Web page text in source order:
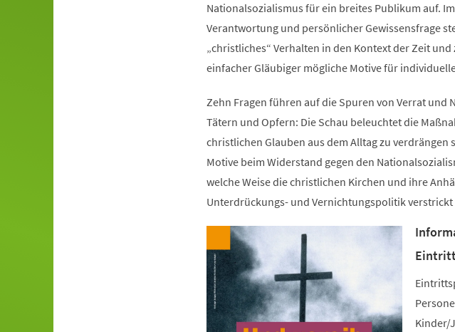
Nationalsozialismus für ein breites Publikum auf.
Verantwortung und persönlicher Gewissensfrage
„christliches“ Verhalten in den Kontext der Zeit
einfacher Gläubiger mögliche Motive für
Zehn Fragen führen auf die Spuren von Verrat
Tätern und Opfern: Die Schau beleuchtet die
christlichen Glauben aus dem Alltag zu
Motive beim Widerstand gegen den
welche Weise die christlichen Kirchen und ihre
Unterdrückungs- und Vernichtungspolitik verstrickt
Kinder/